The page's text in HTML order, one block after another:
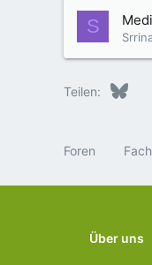
S
Teilen:
Foren
Über uns